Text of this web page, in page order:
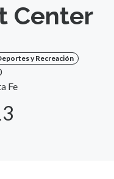
Center
y Recreación
Fe